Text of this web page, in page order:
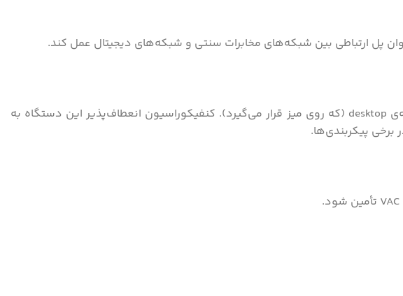
مودم STU2 در دو نسخه بدنه عرضه می‌شود: نسخه‌ی plug-in (که در رک‌های استاندارد نصب می‌شود) و نسخه‌ی desktop (که روی میز قرار می‌گیرد). کنفیکوراسیون انعطاف‌پذیر این دستگاه به
برخی پیکربندی‌ها.